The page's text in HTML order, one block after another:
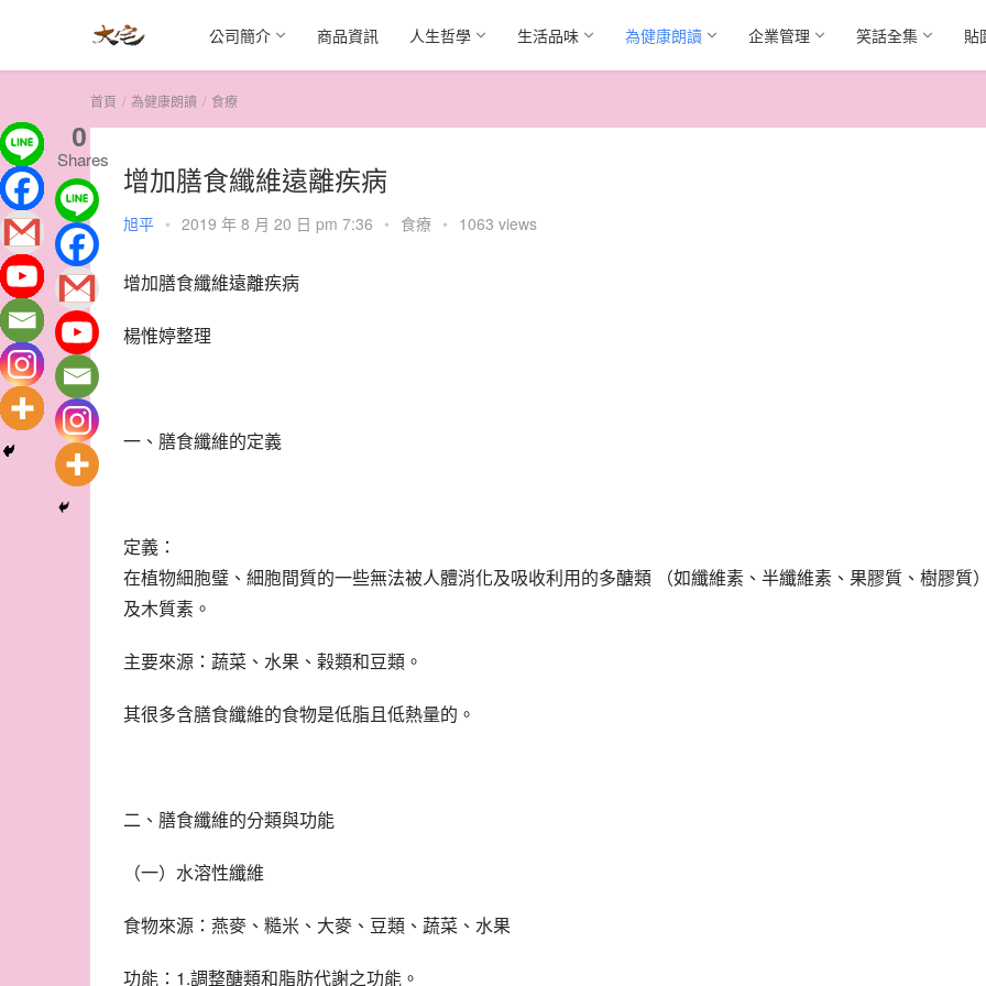
公司簡介 商品資訊 人生哲學 生活品味 為健康朗讀 企業管理 笑話全集 貼
首頁 為健康朗讀 食療
增加膳食纖維遠離疾病
旭平 • 2019 年 8 月 20 日 pm 7:36 • 食療 • 1063 views
增加膳食纖維遠離疾病
楊惟婷整理
一、膳食纖維的定義
定義：
在植物細胞璧、細胞間質的一些無法被人體消化及吸收利用的多醣類 （如纖維素、半纖維素、果膠質、樹膠質
及木質素。
主要來源：蔬菜、水果、榖類和豆類。
其很多含膳食纖維的食物是低脂且低熱量的。
二、膳食纖維的分類與功能
（一）水溶性纖維
食物來源：燕麥、糙米、大麥、豆類、蔬菜、水果
功能：1.調整醣類和脂肪代謝之功能。
0
Shares